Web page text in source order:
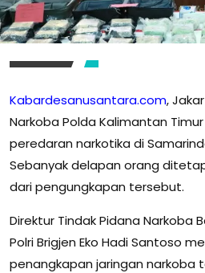
Kabardesanusantara.com,
Narkoba Polda Kalimantan
peredaran narkotika di
Sebanyak delapan orang
dari pengungkapan tersebut.
Direktur Tindak Pidana Narkoba
Polri Brigjen Eko Hadi Santoso
penangkapan jaringan narkoba